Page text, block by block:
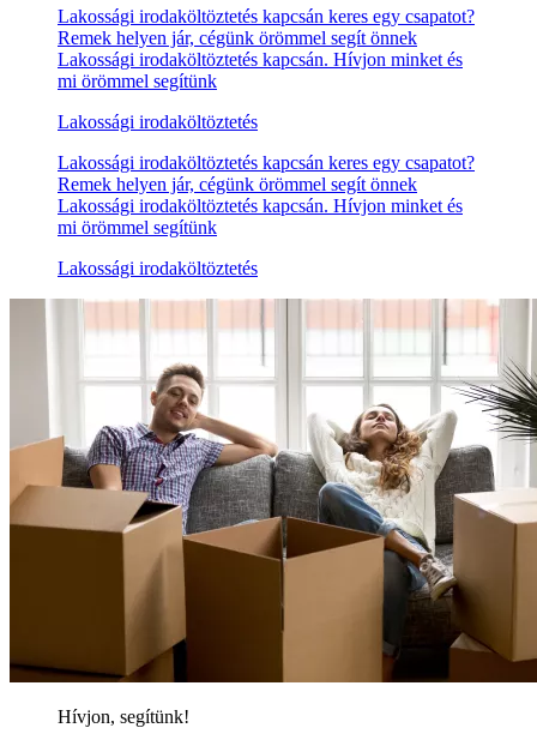
Lakossági irodaköltöztetés kapcsán keres egy csapatot?
Remek helyen jár, cégünk örömmel segít önnek
Lakossági irodaköltöztetés kapcsán. Hívjon minket és
mi örömmel segítünk
Lakossági irodaköltöztetés
Lakossági irodaköltöztetés kapcsán keres egy csapatot?
Remek helyen jár, cégünk örömmel segít önnek
Lakossági irodaköltöztetés kapcsán. Hívjon minket és
mi örömmel segítünk
Lakossági irodaköltöztetés
Hívjon, segítünk!